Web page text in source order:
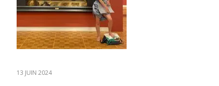
13 JUIN 2024